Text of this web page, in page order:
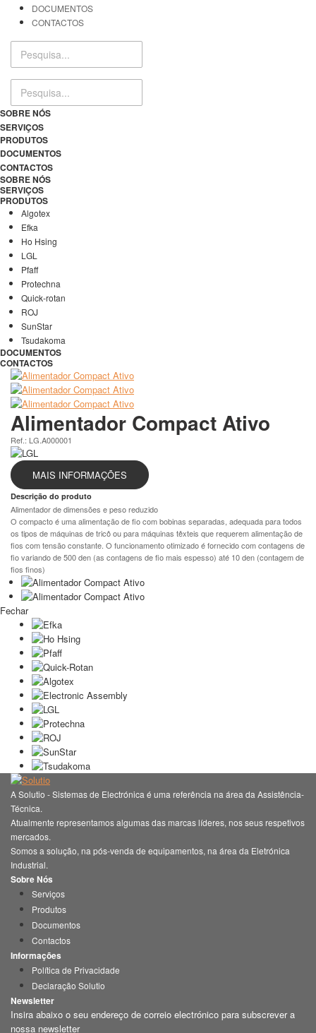
DOCUMENTOS
CONTACTOS
SOBRE NÓS
SERVIÇOS
PRODUTOS
DOCUMENTOS
CONTACTOS
SOBRE NÓS
SERVIÇOS
PRODUTOS
Algotex
Efka
Ho Hsing
LGL
Pfaff
Protechna
Quick-rotan
ROJ
SunStar
Tsudakoma
DOCUMENTOS
CONTACTOS
Alimentador Compact Ativo
Ref.: LG.A000001
MAIS INFORMAÇÕES
Descrição do produto
Alimentador de dimensões e peso reduzido
O compacto é uma alimentação de fio com bobinas separadas, adequada para todos
os tipos de máquinas de tricô ou para máquinas têxteis que requerem alimentação de
fios com tensão constante. O funcionamento otimizado é fornecido com contagens de
fio variando de 500 den (as contagens de fio mais espesso) até 10 den (contagem de
fios finos)
Fechar
A Solutio - Sistemas de Electrónica é uma referência na área da Assistência-
Técnica.
Atualmente representamos algumas das marcas líderes, nos seus respetivos
mercados.
Somos a solução, na pós-venda de equipamentos, na área da Eletrónica
Industrial.
Sobre Nós
Serviços
Produtos
Documentos
Contactos
Informações
Política de Privacidade
Declaração Solutio
Newsletter
Insira abaixo o seu endereço de correio electrónico para subscrever a
nossa newsletter